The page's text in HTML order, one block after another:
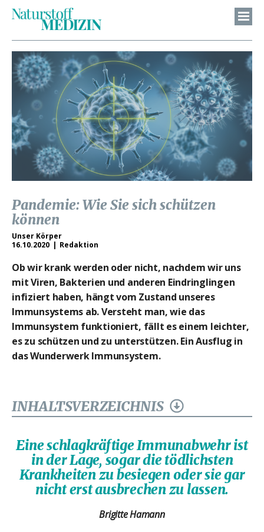
Pandemie: Wie Sie sich schützen
können
Unser Körper
16.10.2020
Redaktion
Ob wir krank werden oder nicht, nachdem wir uns
mit Viren, Bakterien und anderen Eindringlingen
infiziert haben, hängt vom Zustand unseres
Immunsystems ab. Versteht man, wie das
Immunsystem funktioniert, fällt es einem leichter,
es zu schützen und zu unterstützen. Ein Ausflug in
das Wunderwerk Immunsystem.
INHALTSVERZEICHNIS
Eine schlagkräftige Immunabwehr ist
in der Lage, sogar die tödlichsten
Krankheiten zu besiegen oder sie gar
nicht erst ausbrechen zu lassen.
Brigitte Hamann